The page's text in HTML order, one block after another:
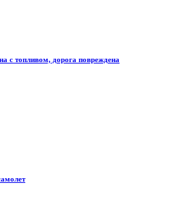
с топливом, дорога повреждена